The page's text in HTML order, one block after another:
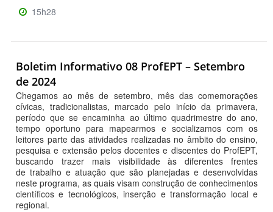
15h28
Boletim Informativo 08 ProfEPT – Setembro
de 2024
Chegamos ao mês de setembro, mês das comemorações
cívicas, tradicionalistas, marcado pelo início da primavera,
período que se encaminha ao último quadrimestre do ano,
tempo oportuno para mapearmos e socializamos com os
leitores parte das atividades realizadas no âmbito do ensino,
pesquisa e extensão pelos docentes e discentes do ProfEPT,
buscando trazer mais visibilidade às diferentes frentes
de trabalho e atuação que são planejadas e desenvolvidas
neste programa, as quais visam construção de conhecimentos
científicos e tecnológicos, inserção e transformação local e
regional.